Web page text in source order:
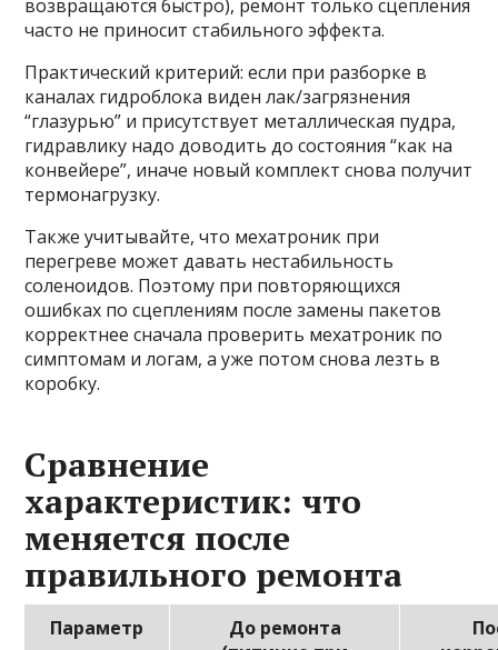
возвращаются быстро), ремонт только сцепления
часто не приносит стабильного эффекта.
Практический критерий: если при разборке в
каналах гидроблока виден лак/загрязнения
“глазурью” и присутствует металлическая пудра,
гидравлику надо доводить до состояния “как на
конвейере”, иначе новый комплект снова получит
термонагрузку.
Также учитывайте, что мехатроник при
перегреве может давать нестабильность
соленоидов. Поэтому при повторяющихся
ошибках по сцеплениям после замены пакетов
корректнее сначала проверить мехатроник по
симптомам и логам, а уже потом снова лезть в
коробку.
Сравнение
характеристик: что
меняется после
правильного ремонта
Параметр
До ремонта